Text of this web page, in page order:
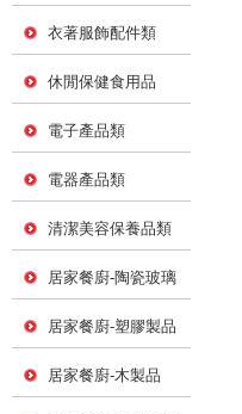
衣著服飾配件類
休閒保健食用品
電子產品類
電器產品類
清潔美容保養品類
居家餐廚-陶瓷玻璃
居家餐廚-塑膠製品
居家餐廚-木製品